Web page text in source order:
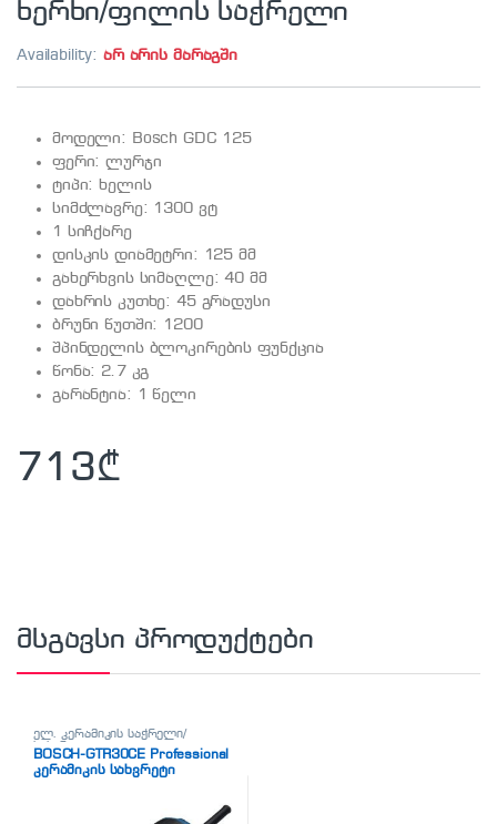
ხერხი/ფილის საჭრელი
Availability:არ არის მარაგში
მოდელი: Bosch GDC 125
ფერი: ლურჯი
ტიპი: ხელის
სიმძლავრე: 1300 ვტ
1 სიჩქარე
დისკის დიამეტრი: 125 მმ
გახერხვის სიმაღლე: 40 მმ
დახრის კუთხე: 45 გრადუსი
ბრუნი წუთში: 1200
შპინდელის ბლოკირების ფუნქცია
წონა: 2.7 კგ
გარანტია: 1 წელი
713₾
მსგავსი პროდუქტები
ელ. კერამიკის საჭრელი/
სახვრეტი
BOSCH-GTR30CE Professional
კერამიკის სახვრეტი